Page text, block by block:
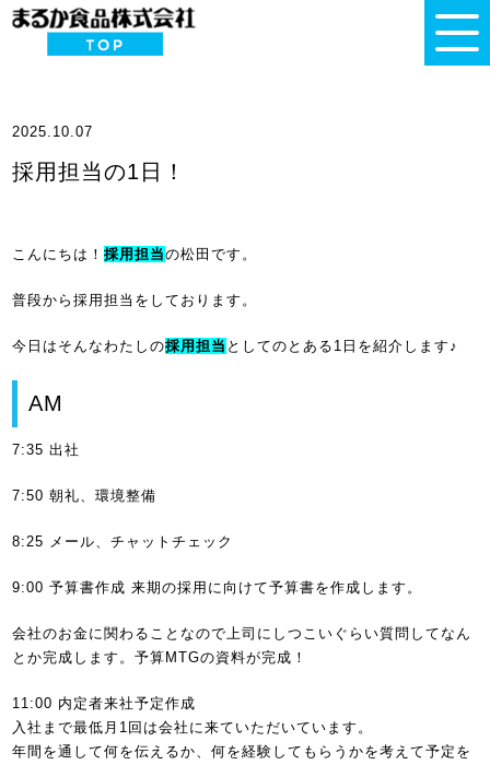
2025.10.07
採用担当の1日！
こんにちは！採用担当の松田です。
普段から採用担当をしております。
今日はそんなわたしの採用担当 としてのとある1日を紹介します♪
AM
7:35 出社
7:50 朝礼、環境整備
8:25 メール、チャットチェック
9:00 予算書作成 来期の採用に向けて予算書を作成します。
会社のお金に関わることなので上司にしつこいぐらい質問してなん
とか完成します。予算MTGの資料が完成！
11:00 内定者来社予定作成
入社まで最低月1回は会社に来ていただいています。
年間を通して何を伝えるか、何を経験してもらうかを考えて予定を